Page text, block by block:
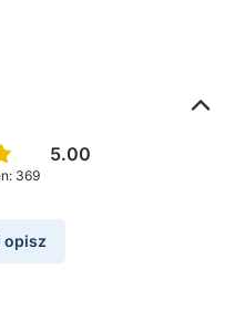
5.00
369
opisz